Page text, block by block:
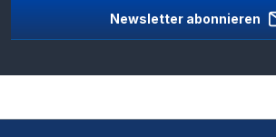
Newsletter abonnieren